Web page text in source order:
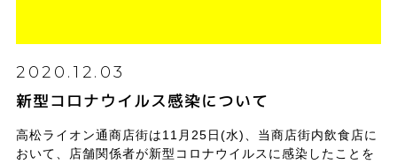
2020.12.03
新型コロナウイルス感染について
高松ライオン通商店街は11月25日(水)、当商店街内飲食店に
おいて、店舗関係者が新型コロナウイルスに感染したことを